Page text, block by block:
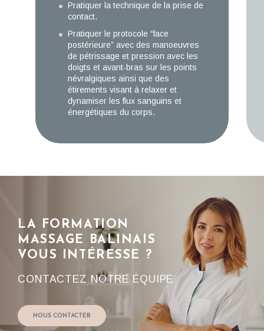
Pratiquer la technique de la prise de
contact.
Pratiquer le protocole “face
postérieure” avec des manoeuvres
de pétrissage et pression avec les
doigts et avant-bras sur les points
névralgiques ainsi que des
étirements visant à relaxer et
dynamiser les flux sanguins et
énergétiques du corps.
LA FORMATION
MASSAGE BALINAIS
VOUS INTÉRESSE ?
CONTACTEZ NOTRE ÉQUIPE
NOUS CONTACTER